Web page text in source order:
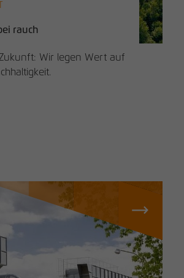
rauch
Wir legen Wert auf